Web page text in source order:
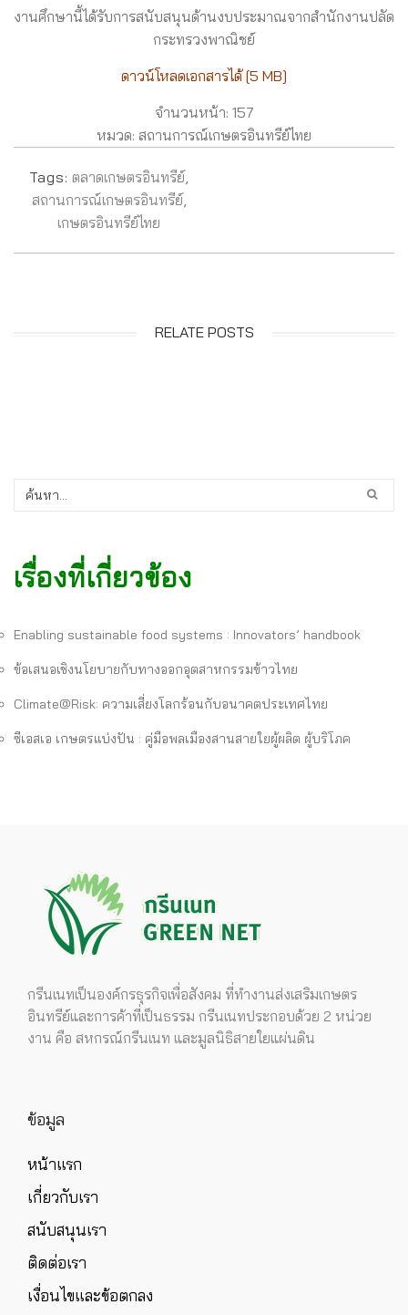
งานศึกษานี้ได้รับการสนับสนุนด้านงบประมาณจากสำนักงานปลัด
กระทรวงพาณิชย์
ดาวน์โหลดเอกสารได้ [5 MB]
จำนวนหน้า: 157
หมวด: สถานการณ์เกษตรอินทรีย์ไทย
Tags: ตลาดเกษตรอินทรีย์,
สถานการณ์เกษตรอินทรีย์,
เกษตรอินทรีย์ไทย
RELATE POSTS
เรื่องที่เกี่ยวข้อง
Enabling sustainable food systems : Innovators’ handbook
ข้อเสนอเชิงนโยบายกับทางออกอุตสาหกรรมข้าวไทย
Climate@Risk: ความเสี่ยงโลกร้อนกับอนาคตประเทศไทย
ซีเอสเอ เกษตรแบ่งปัน : คู่มือพลเมืองสานสายใยผู้ผลิต ผู้บริโภค
กรีนเนทเป็นองค์กรธุรกิจเพื่อสังคม ที่ทำงานส่งเสริมเกษตร
อินทรีย์และการค้าที่เป็นธรรม กรีนเนทประกอบด้วย 2 หน่วย
งาน คือ สหกรณ์กรีนเนท และมูลนิธิสายใยแผ่นดิน
ข้อมูล
หน้าแรก
เกี่ยวกับเรา
สนับสนุนเรา
ติดต่อเรา
เงื่อนไขและข้อตกลง